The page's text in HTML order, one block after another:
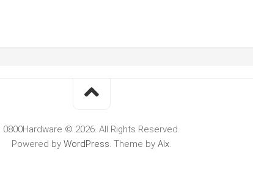
0800Hardware © 2026. All Rights Reserved.
Powered by WordPress. Theme by Alx.